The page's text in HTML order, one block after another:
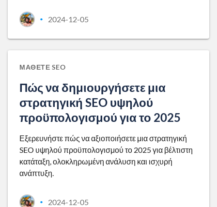
• 2024-12-05
ΜΆΘΕΤΕ SEO
Πώς να δημιουργήσετε μια
στρατηγική SEO υψηλού
προϋπολογισμού για το 2025
Εξερευνήστε πώς να αξιοποιήσετε μια στρατηγική
SEO υψηλού προϋπολογισμού το 2025 για βέλτιστη
κατάταξη, ολοκληρωμένη ανάλυση και ισχυρή
ανάπτυξη.
• 2024-12-05